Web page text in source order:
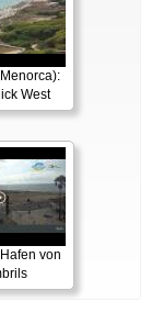
West
von